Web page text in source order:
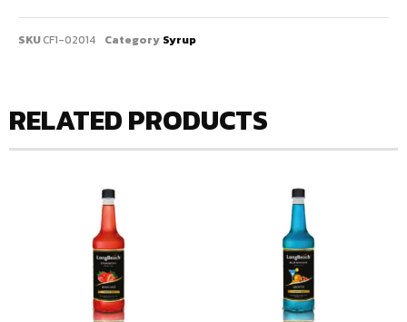
SKUCF1-02014 Category Syrup
RELATED PRODUCTS